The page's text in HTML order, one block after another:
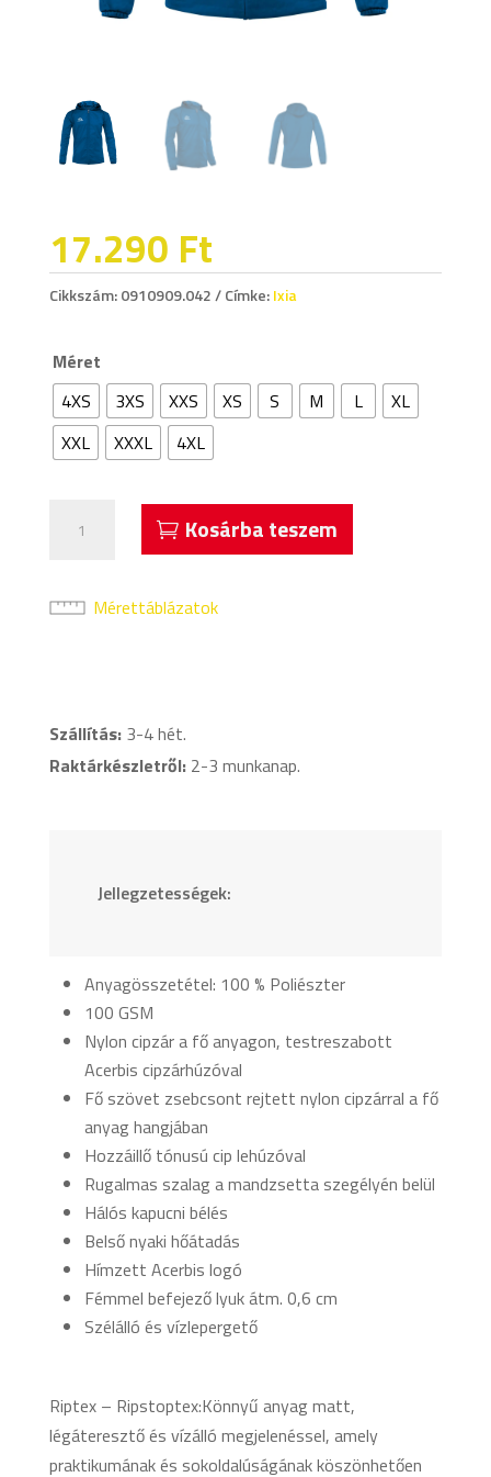
17.290 Ft
Cikkszám:0910909.042 Címke:Ixia
Méret
4XS
3XS XXS XS S M L
XL
XXL
XXXL 4XL
Királykék
Kosárba teszem
Mérettáblázatok
Szállítás:3-4 hét.
Raktárkészletről:2-3 munkanap.
Jellegzetességek:
Anyagösszetétel: 100 % Poliészter
100 GSM
Nylon cipzár a fő anyagon, testreszabott
Acerbis cipzárhúzóval
Fő szövet zsebcsont rejtett nylon cipzárral a fő
anyag hangjában
Hozzáillő tónusú cip lehúzóval
Rugalmas szalag a mandzsetta szegélyén belül
Hálós kapucni bélés
Belső nyaki hőátadás
Hímzett Acerbis logó
Fémmel befejező lyuk átm. 0,6 cm
Szélálló és vízlepergető
Riptex – Ripstoptex:Könnyű anyag matt,
légáteresztő és vízálló megjelenéssel, amely
praktikumának és sokoldalúságának köszönhetően